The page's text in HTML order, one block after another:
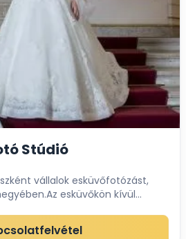
Stúdió
vállalok esküvőfotózást,
esküvőkön kívül
készítek, melyek a
csomag...